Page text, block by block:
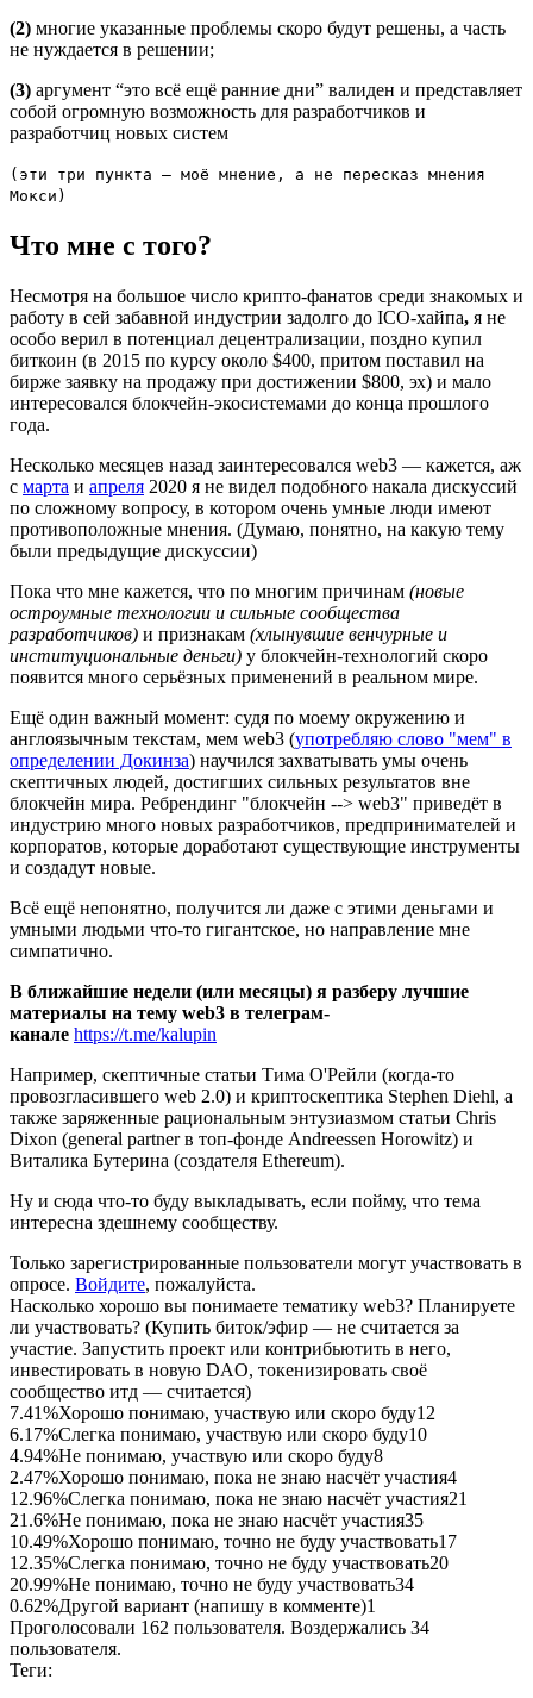
(2) многие указанные проблемы скоро будут решены, а часть
не нуждается в решении;
(3) аргумент “это всё ещё ранние дни” валиден и представляет
собой огромную возможность для разработчиков и
разработчиц новых систем
(эти три пункта — моё мнение, а не пересказ мнения
Мокси)
Что мне с того?
Несмотря на большое число крипто-фанатов среди знакомых и
работу в сей забавной индустрии задолго до ICO-хайпа, я не
особо верил в потенциал децентрализации, поздно купил
биткоин (в 2015 по курсу около $400, притом поставил на
бирже заявку на продажу при достижении $800, эх) и мало
интересовался блокчейн-экосистемами до конца прошлого
года.
Несколько месяцев назад заинтересовался web3 — кажется, аж
с марта и апреля 2020 я не видел подобного накала дискуссий
по сложному вопросу, в котором очень умные люди имеют
противоположные мнения. (Думаю, понятно, на какую тему
были предыдущие дискуссии)
Пока что мне кажется, что по многим причинам (новые
остроумные технологии и сильные сообщества
разработчиков) и признакам (хлынувшие венчурные и
институциональные деньги) у блокчейн-технологий скоро
появится много серьёзных применений в реальном мире.
Ещё один важный момент: судя по моему окружению и
англоязычным текстам, мем web3 (употребляю слово "мем" в
определении Докинза) научился захватывать умы очень
скептичных людей, достигших сильных результатов вне
блокчейн мира. Ребрендинг "блокчейн --> web3" приведёт в
индустрию много новых разработчиков, предпринимателей и
корпоратов, которые доработают существующие инструменты
и создадут новые.
Всё ещё непонятно, получится ли даже с этими деньгами и
умными людьми что-то гигантское, но направление мне
симпатично.
В ближайшие недели (или месяцы) я разберу лучшие
материалы на тему web3 в телеграм-
канале https://t.me/kalupin
Например, скептичные статьи Тима О'Рейли (когда-то
провозгласившего web 2.0) и криптоскептика Stephen Diehl, а
также заряженные рациональным энтузиазмом статьи Chris
Dixon (general partner в топ-фонде Andreessen Horowitz) и
Виталика Бутерина (создателя Ethereum).
Ну и сюда что-то буду выкладывать, если пойму, что тема
интересна здешнему сообществу.
Только зарегистрированные пользователи могут участвовать в
опросе. Войдите, пожалуйста.
Насколько хорошо вы понимаете тематику web3? Планируете
ли участвовать? (Купить биток/эфир — не считается за
участие. Запустить проект или контрибьютить в него,
инвестировать в новую DAO, токенизировать своё
сообщество итд — считается)
7.41%Хорошо понимаю, участвую или скоро буду12
6.17%Слегка понимаю, участвую или скоро буду10
4.94%Не понимаю, участвую или скоро буду8
2.47%Хорошо понимаю, пока не знаю насчёт участия4
12.96%Слегка понимаю, пока не знаю насчёт участия21
21.6%Не понимаю, пока не знаю насчёт участия35
10.49%Хорошо понимаю, точно не буду участвовать17
12.35%Слегка понимаю, точно не буду участвовать20
20.99%Не понимаю, точно не буду участвовать34
0.62%Другой вариант (напишу в комменте)1
Проголосовали 162 пользователя. Воздержались 34
пользователя.
Теги: